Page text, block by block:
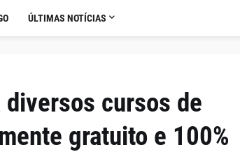
ÚLTIMAS NOTÍCIAS
cursos de
gratuito e 100%